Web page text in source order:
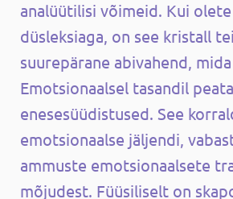
analüütilisi võimeid. Kui olete
düsleksiaga, on see kristall
suurepärane abivahend, mida
Emotsionaalsel tasandil
enesesüüdistused. See
emotsionaalse jäljendi,
ammuste emotsionaalsete
mõjudest. Füüsiliselt on